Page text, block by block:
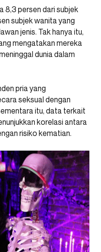
8,3 persen dari subjek
subjek wanita yang
jenis. Tak hanya itu,
mengatakan mereka
dunia dalam
pria yang
seksual dengan
itu, data terkait
korelasi antara
risiko kematian.